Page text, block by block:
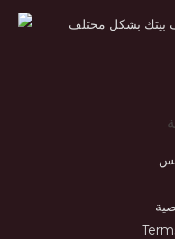
بيتك بشكل مختلف